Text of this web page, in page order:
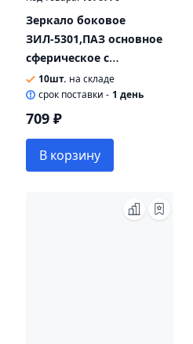
Зеркало боковое
ЗИЛ-5301,ПАЗ основное
сферическое с
подогревом 24V
405х182мм БОР
10шт. на складе
cрок поставки - 1 день
709 ₽
В корзину